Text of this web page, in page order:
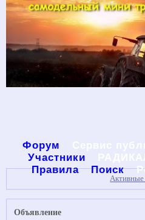
Форум
Участники
Правила
Поиск
Объявление